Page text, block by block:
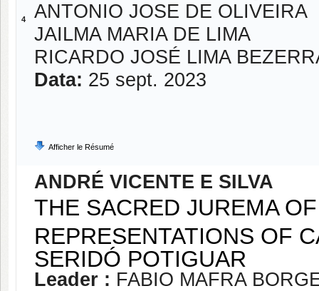
4
ANTONIO JOSE DE OLIVEIRA
JAILMA MARIA DE LIMA
RICARDO JOSÉ LIMA
Data: 25 sept. 2023
Afficher le Résumé
ANDRÉ VICENTE E SILVA
THE SACRED JUREMA
REPRESENTATIONS OF
SERIDÓ POTIGUAR
Leader : FABIO MAFRA